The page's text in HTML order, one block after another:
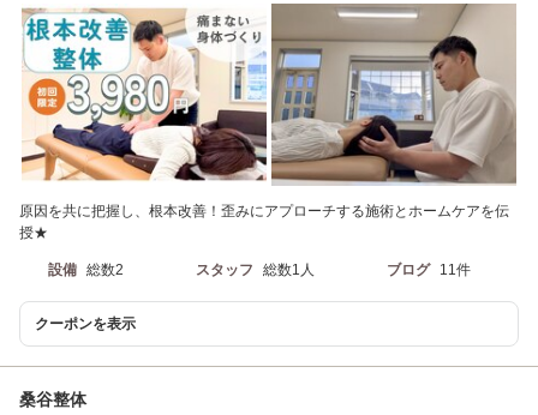
原因を共に把握し、根本改善！歪みにアプローチする施術とホームケアを伝
授★
設備 総数2 スタッフ 総数1人 ブログ 11件
クーポンを表示
桑谷整体